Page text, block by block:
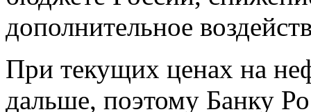
дополнительное
При текущих ценах на
дальше, поэтому Банку